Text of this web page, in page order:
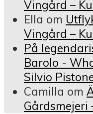
Vingård –
Ella om
Vingård –
På
Barolo -
Silvio
Camilla om
Gårdsmejeri